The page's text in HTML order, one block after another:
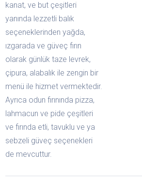
kanat, ve but çeşitleri
yanında lezzetli balık
seçeneklerinden yağda,
ızgarada ve güveç fırın
olarak günlük taze levrek,
çipura, alabalık ile zengin bir
menü ile hizmet vermektedir.
Ayrıca odun fırınında pizza,
lahmacun ve pide çeşitleri
ve fırında etli, tavuklu ve ya
sebzeli güveç seçenekleri
de mevcuttur.